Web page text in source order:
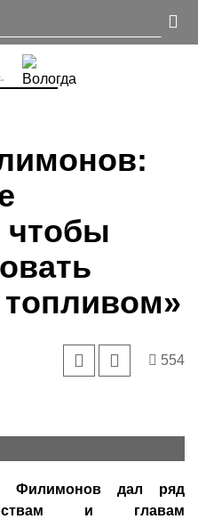
чтобы
554
Филимонов дал ряд
и главам